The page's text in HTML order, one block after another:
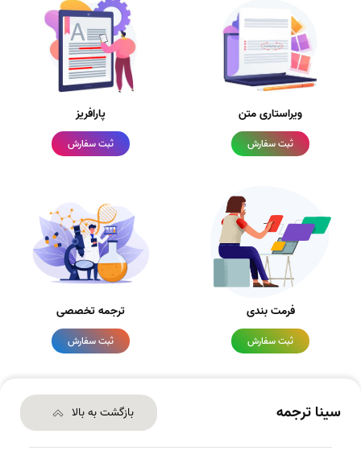
ویراستاری متن
ثبت سفارش
پارافریز
ثبت سفارش
فرمت بندی
ثبت سفارش
ترجمه تخصصی
ثبت سفارش
سینا ترجمه بازگشت به بالا